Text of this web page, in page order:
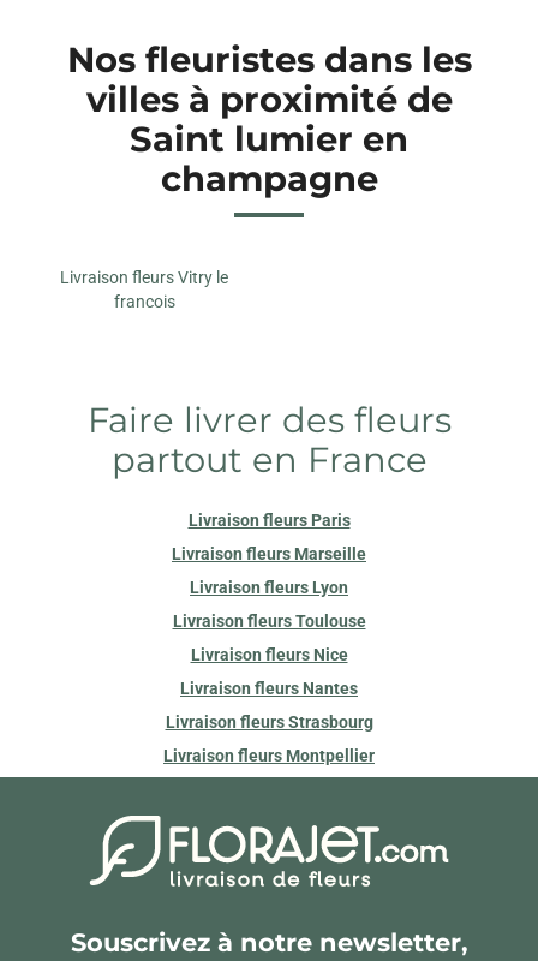
Nos fleuristes dans les
villes à proximité de
Saint lumier en
champagne
Livraison fleurs Vitry le
francois
Faire livrer des fleurs
partout en France
Livraison fleurs Paris
Livraison fleurs Marseille
Livraison fleurs Lyon
Livraison fleurs Toulouse
Livraison fleurs Nice
Livraison fleurs Nantes
Livraison fleurs Strasbourg
Livraison fleurs Montpellier
Souscrivez à notre newsletter,